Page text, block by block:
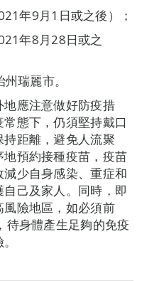
年9月1日或之後）；
年8月28日或之
瑞麗市。
應注意做好防疫措
態下，仍須堅持戴口
距離，避免人流聚
預約接種疫苗，疫苗
少自身感染、重症和
己及家人。同時，即
險地區，如必須前
待身體產生足夠的免疫